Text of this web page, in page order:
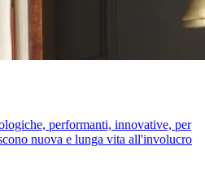
performanti, innovative, per
nuova e lunga vita all'involucro